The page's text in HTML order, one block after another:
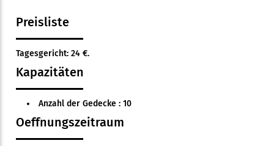
Preisliste
Tagesgericht: 24 €.
Kapazitäten
Anzahl der Gedecke : 10
Oeffnungszeitraum